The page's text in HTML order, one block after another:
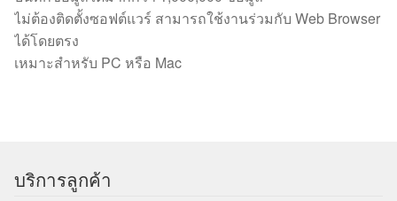
ไม่ต้องติดตั้งซอฟต์แวร์ สามารถใช้งานร่วมกับ Web Browser
ได้โดยตรง
เหมาะสำหรับ PC หรือ Mac
บริการลูกค้า